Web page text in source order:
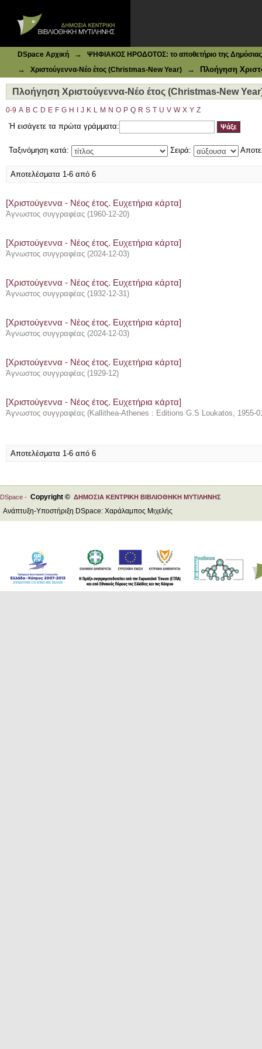
DSpace Αρχική → ΨΗΦΙΑΚΟΣ ΗΡΟΔΟΤΟΣ: το αποθετήριο της Δημόσιας
→ Χριστούγεννα-Νέο έτος (Christmas-New Year) → Πλοήγηση
Πλοήγηση Χριστούγεννα-Νέο έτος (Christmas-New
0-9 A B C D E F G H J K L M N O P Q R S T U V W X Y Z
Ή εισάγετε τα πρώτα γράμματα:
Ταξινόμηση κατά: Σειρά:
Αποτελέσματα 1-6 από 6
[Χριστούγεννα - Νέος έτος. Ευχετήρια κάρτα]
Άγνωστος συγγραφέας (1960-12-20)
[Χριστούγεννα - Νέος έτος. Ευχετήρια κάρτα]
Άγνωστος συγγραφέας (2024-12-03)
[Χριστούγεννα - Νέος έτος. Ευχετήρια κάρτα]
Άγνωστος συγγραφέας (1932-12-31)
[Χριστούγεννα - Νέος έτος. Ευχετήρια κάρτα]
Άγνωστος συγγραφέας (2024-12-03)
[Χριστούγεννα - Νέος έτος. Ευχετήρια κάρτα]
Άγνωστος συγγραφέας (1929-12)
[Χριστούγεννα - Νέος έτος. Ευχετήρια κάρτα]
Άγνωστος συγγραφέας (Kallithea-Athenes : Editions G.S Loukatos, 1955-
Αποτελέσματα 1-6 από 6
DSpace - Copyright © ΔΗΜΟΣΙΑ ΚΕΝΤΡΙΚΗ ΒΙΒΛΙΟΘΗΚΗ ΜΥΤΙΛΗΝΗΣ
Ανάπτυξη-Υποστήριξη DSpace: Χαράλαμπος Μιχελής